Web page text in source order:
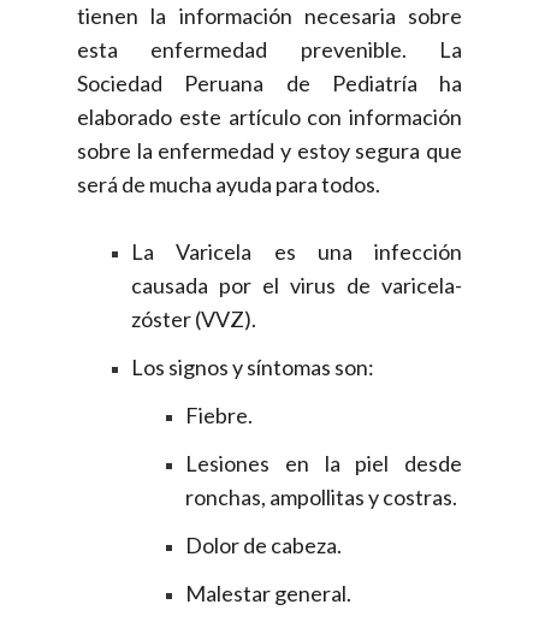
tienen la información necesaria sobre
esta enfermedad prevenible. La
Sociedad Peruana de Pediatría ha
elaborado este artículo con información
sobre la enfermedad y estoy segura que
será de mucha ayuda para todos.
La Varicela es una infección
causada por el virus de varicela-
zóster (VVZ).
Los signos y síntomas son:
Fiebre.
Lesiones en la piel desde
ronchas, ampollitas y costras.
Dolor de cabeza.
Malestar general.